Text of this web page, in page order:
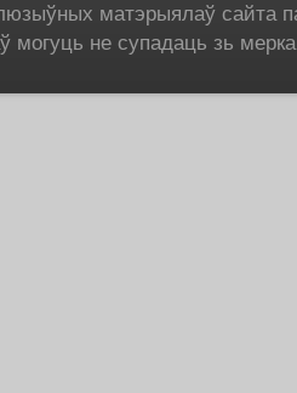
матэрыялаў сайта
могуць не супадаць зь